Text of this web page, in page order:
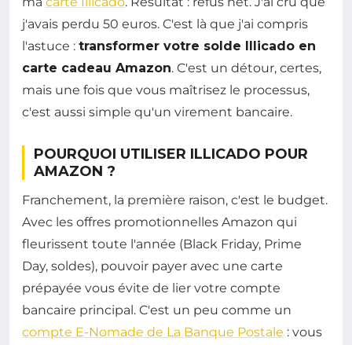
j'avais perdu 50 euros. C'est là que j'ai compris
l'astuce : transformer votre solde Illicado en
carte cadeau Amazon. C'est un détour, certes,
mais une fois que vous maîtrisez le processus,
c'est aussi simple qu'un virement bancaire.
POURQUOI UTILISER ILLICADO POUR
AMAZON ?
Franchement, la première raison, c'est le budget.
Avec les offres promotionnelles Amazon qui
fleurissent toute l'année (Black Friday, Prime
Day, soldes), pouvoir payer avec une carte
prépayée vous évite de lier votre compte
bancaire principal. C'est un peu comme un
compte E-Nomade de La Banque Postale : vous